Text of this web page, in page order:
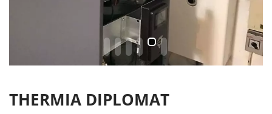
THERMIA DIPLOMAT